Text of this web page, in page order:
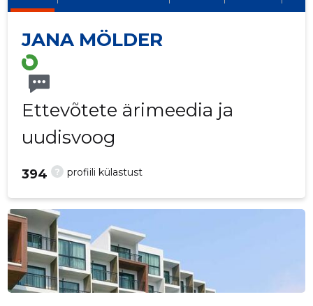
JANA MÖLDER
Ettevõtete ärimeedia ja
uudisvoog
? profiili külastust
394